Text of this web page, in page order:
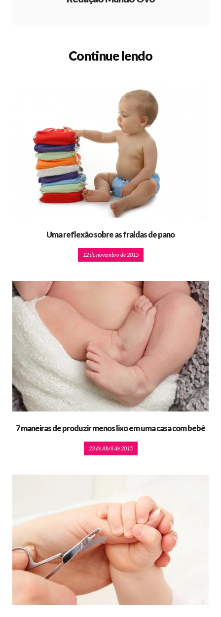
Continue lendo
Uma reflexão sobre as fraldas de pano
12 de novembro de 2015
7 maneiras de produzir menos lixo em uma casa com bebê
23 de Abril de 2015